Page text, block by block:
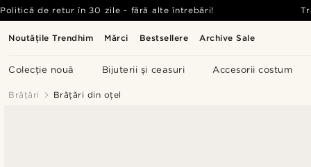
Noutățile Trendhim Mărci Bestsellere Archive Sale
Colecție nouă Bijuterii și ceasuri Accesorii costum
Politică de retur în 30 zile - fără alte întrebări!
Brățări Brățări din oțel